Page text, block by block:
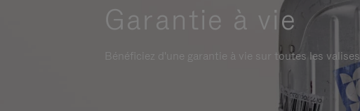
Garantie à vie
Bénéficiez d'une garantie à vie sur toutes les valises